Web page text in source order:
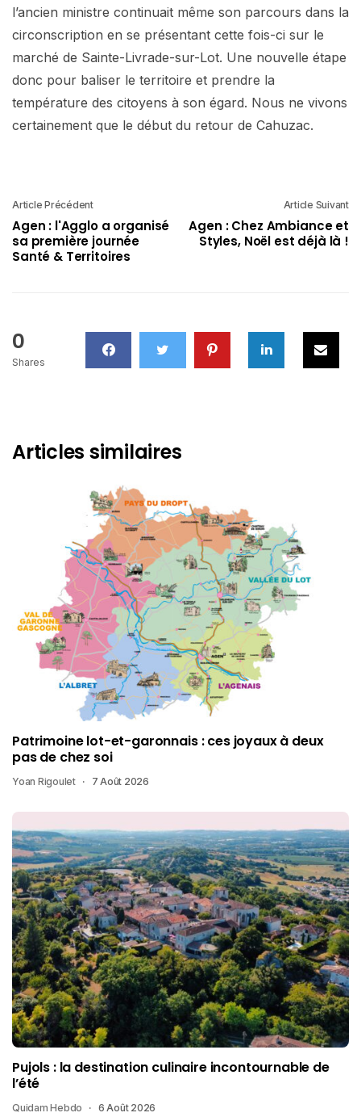
l’ancien ministre continuait même son parcours dans la
circonscription en se présentant cette fois-ci sur le
marché de Sainte-Livrade-sur-Lot. Une nouvelle étape
donc pour baliser le territoire et prendre la
température des citoyens à son égard. Nous ne vivons
certainement que le début du retour de Cahuzac.
Article Précédent
Agen : l'Agglo a organisé
sa première journée
Santé & Territoires
Article Suivant
Agen : Chez Ambiance et
Styles, Noël est déjà là !
0
Shares
Articles similaires
Patrimoine lot-et-garonnais : ces joyaux à deux
pas de chez soi
Yoan Rigoulet 7 Août 2026
Pujols : la destination culinaire incontournable de
l’été
Quidam Hebdo 6 Août 2026